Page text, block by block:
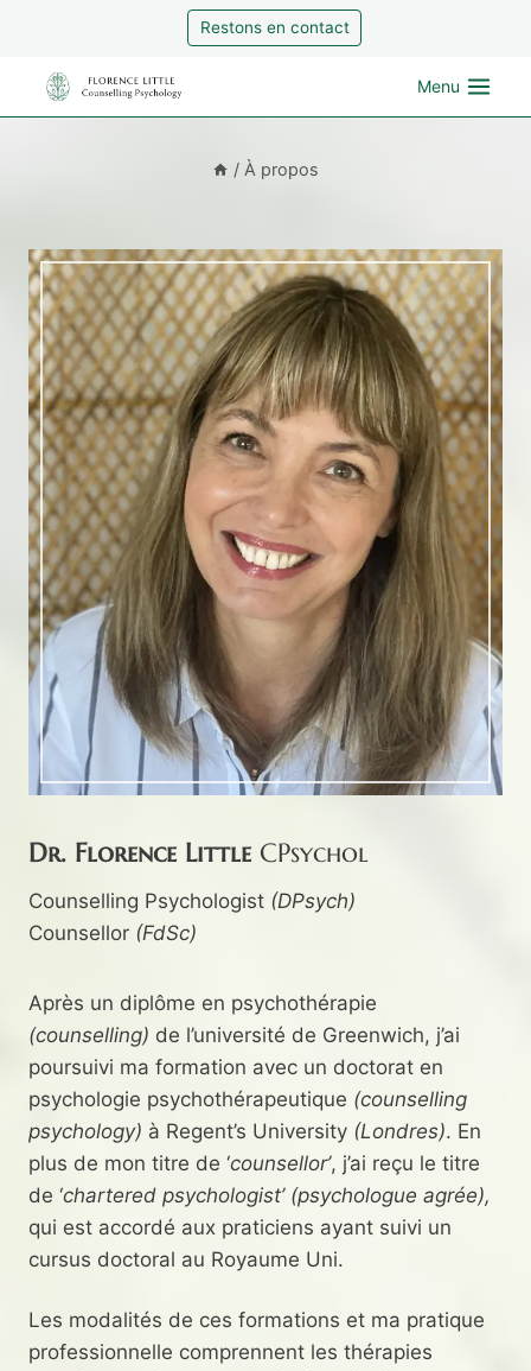
contenu
Restons en contact
Menu
/ À propos
Dr. Florence Little CPsychol
Counselling Psychologist (DPsych)
Counsellor (FdSc)
Après un diplôme en psychothérapie
(counselling) de l’université de Greenwich, j’ai
poursuivi ma formation avec un doctorat en
psychologie psychothérapeutique (counselling
psychology) à Regent’s University (Londres). En
plus de mon titre de ‘counsellor’, j’ai reçu le titre
de ‘chartered psychologist’ (psychologue agrée),
qui est accordé aux praticiens ayant suivi un
cursus doctoral au Royaume Uni.
Les modalités de ces formations et ma pratique
professionnelle comprennent les thérapies